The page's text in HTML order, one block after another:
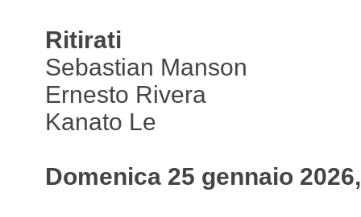
Ritirati
Sebastian Manson
Ernesto Rivera
Kanato Le
Domenica 25 gennaio